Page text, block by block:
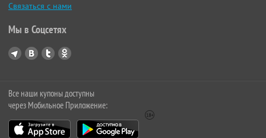
Связаться с нами
Мы в Соцсетях
Все наши купоны доступны
через Мобильное Приложение: